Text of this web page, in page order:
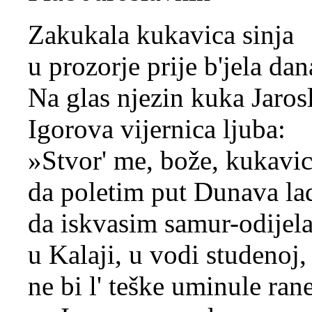
Zakukala kukavica sinja
u prozorje prije b'jela
Na glas njezin kuka
Igorova vijernica ljuba:
»Stvor' me, bože,
da poletim put Dunava
da iskvasim samur-
u Kalaji, u vodi studenoj,
ne bi l' teške uminule